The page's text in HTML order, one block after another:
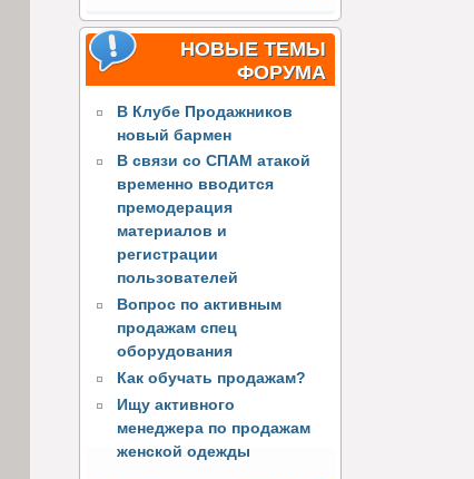
НОВЫЕ ТЕМЫ
ФОРУМА
В Клубе Продажников
новый бармен
В связи со СПАМ атакой
временно вводится
премодерация
материалов и
регистрации
пользователей
Вопрос по активным
продажам спец
оборудования
Как обучать продажам?
Ищу активного
менеджера по продажам
женской одежды